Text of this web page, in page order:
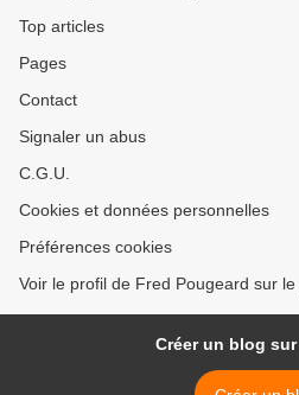
Top articles
Pages
Contact
Signaler un abus
C.G.U.
Cookies et données personnelles
Préférences cookies
Voir le profil de Fred Pougeard sur
Créer un blog